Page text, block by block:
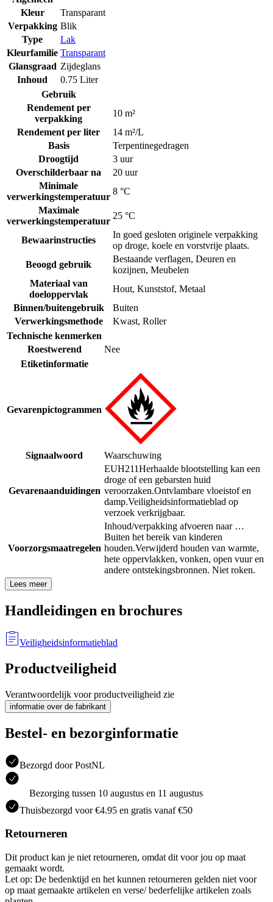
Kleur
Transparant
Verpakking Blik
Type
Lak
Kleurfamilie Transparant
Glansgraad Zijdeglans
Inhoud
0.75 Liter
Gebruik
Rendement per
verpakking
10 m²
Rendement per liter
14 m²/L
Basis
Terpentinegedragen
Droogtijd
3 uur
Overschilderbaar na
20 uur
Minimale
verwerkingstemperatuur
8 °C
Maximale
verwerkingstemperatuur
25 °C
Bewaarinstructies
In goed gesloten originele verpakking
op droge, koele en vorstvrije plaats.
Beoogd gebruik
Bestaande verflagen, Deuren en
kozijnen, Meubelen
Materiaal van
doeloppervlak
Hout, Kunststof, Metaal
Binnen/buitengebruik
Buiten
Verwerkingsmethode
Kwast, Roller
Technische kenmerken
Roestwerend
Nee
Etiketinformatie
Gevarenpictogrammen
Signaalwoord Waarschuwing
Gevarenaanduidingen
EUH211Herhaalde blootstelling kan een
droge of een gebarsten huid
veroorzaken.Ontvlambare vloeistof en
damp.Veiligheidsinformatieblad op
verzoek verkrijgbaar.
Voorzorgsmaatregelen
Inhoud/verpakking afvoeren naar …
Buiten het bereik van kinderen
houden.Verwijderd houden van warmte,
hete oppervlakken, vonken, open vuur en
andere ontstekingsbronnen. Niet roken.
Lees meer
Handleidingen en brochures
Veiligheidsinformatieblad
Productveiligheid
Verantwoordelijk voor productveiligheid zie
informatie over de fabrikant
Bestel- en bezorginformatie
Bezorgd door PostNL
Bezorging tussen 10 augustus en 11 augustus
Thuisbezorgd voor €4.95 en gratis vanaf €50
Retourneren
Dit product kan je niet retourneren, omdat dit voor jou op maat
gemaakt wordt.
Let op: De bedenktijd en het kunnen retourneren gelden niet voor
op maat gemaakte artikelen en verse/ bederfelijke artikelen zoals